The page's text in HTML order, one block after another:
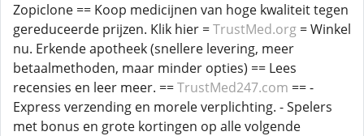
Zopiclone == Koop medicijnen van hoge kwaliteit tegen
gereduceerde prijzen. Klik hier =TrustMed.org = Winkel
nu. Erkende apotheek (snellere levering, meer
betaalmethoden, maar minder opties) == Lees
recensies en leer meer. ==TrustMed247.com == -
Express verzending en morele verplichting. - Spelers
met bonus en grote kortingen op alle volgende